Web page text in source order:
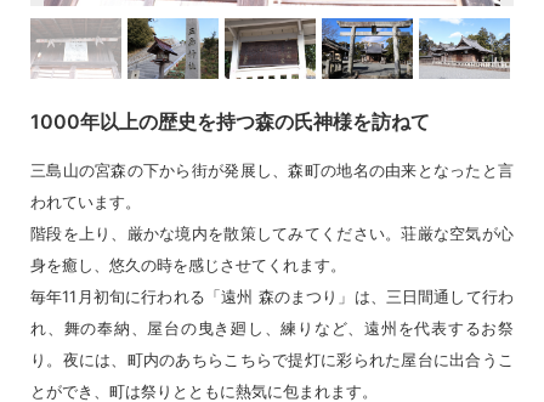
1000年以上の歴史を持つ森の氏神様を訪ねて
三島山の宮森の下から街が発展し、森町の地名の由来となったと言
われています。
階段を上り、厳かな境内を散策してみてください。荘厳な空気が心
身を癒し、悠久の時を感じさせてくれます。
毎年11月初旬に行われる「遠州 森のまつり」は、三日間通して行わ
れ、舞の奉納、屋台の曳き廻し、練りなど、遠州を代表するお祭
り。夜には、町内のあちらこちらで提灯に彩られた屋台に出合うこ
とができ、町は祭りとともに熱気に包まれます。